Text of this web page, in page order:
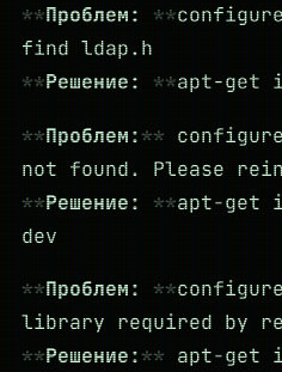
Проблем:
find ldap.h
Решение:
apt-get
Проблем:
not found. Please
Решение:
apt-get
dev
Проблем:
library required by
Решение:
apt-get